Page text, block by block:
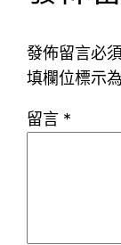
發佈留言必
填欄位標示為
留言 *